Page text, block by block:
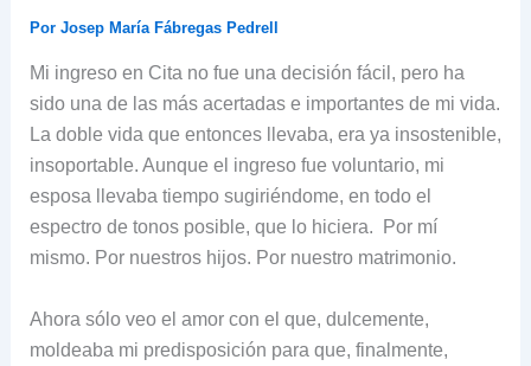
Por Josep María Fábregas Pedrell
Mi ingreso en Cita no fue una decisión fácil, pero ha
sido una de las más acertadas e importantes de mi vida.
La doble vida que entonces llevaba, era ya insostenible,
insoportable. Aunque el ingreso fue voluntario, mi
esposa llevaba tiempo sugiriéndome, en todo el
espectro de tonos posible, que lo hiciera. Por mí
mismo. Por nuestros hijos. Por nuestro matrimonio.
Ahora sólo veo el amor con el que, dulcemente,
moldeaba mi predisposición para que, finalmente,